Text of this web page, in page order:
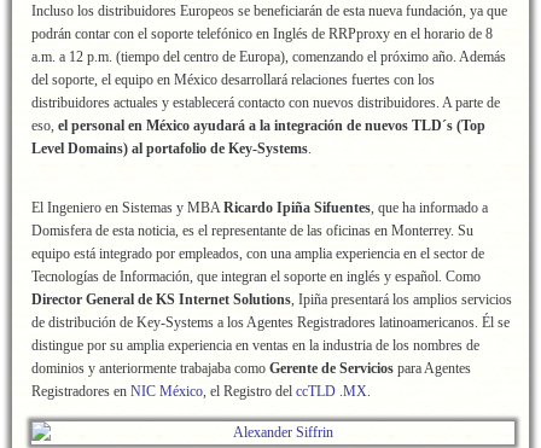
Incluso los distribuidores Europeos se beneficiarán de esta nueva fundación, ya que
podrán contar con el soporte telefónico en Inglés de RRPproxy en el horario de 8
a.m. a 12 p.m. (tiempo del centro de Europa), comenzando el próximo año. Además
del soporte, el equipo en México desarrollará relaciones fuertes con los
distribuidores actuales y establecerá contacto con nuevos distribuidores. A parte de
eso, el personal en México ayudará a la integración de nuevos TLD´s (Top
Level Domains) al portafolio de Key-Systems.
El Ingeniero en Sistemas y MBARicardo Ipiña Sifuentes, que ha informado a
Domisfera de esta noticia, es el representante de las oficinas en Monterrey. Su
equipo está integrado por empleados, con una amplia experiencia en el sector de
Tecnologías de Información, que integran el soporte en inglés y español. Como
Director General de KS Internet Solutions, Ipiña presentará los amplios servicios
de distribución de Key-Systems a los Agentes Registradores latinoamericanos. Él se
distingue por su amplia experiencia en ventas en la industria de los nombres de
dominios y anteriormente trabajaba como Gerente de Servicios para Agentes
Registradores en NIC México, el Registro del ccTLD .MX.